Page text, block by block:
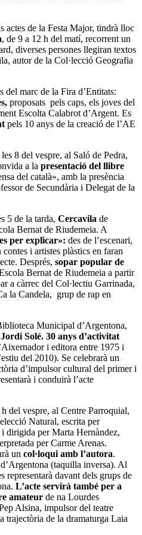
actes de la Festa Major, tindrà lloc
, de 9 a 12 h del matí, recorrent un
diverses persones llegiran textos
autor de la Col·lecció Geografia
del marc de la Fira d’Entitats:
proposats pels caps, els joves del
Escolta Calabrot d’Argent. Es
pels 10 anys de la creació de l’AE
les 8 del vespre, al Saló de Pedra,
a la presentació del llibre
del català», amb la presència
de Secundària i Delegat de la
5 de la tarda, Cercavila de
Bernat de Riudemeia. A
per explicar»: des de l’escenari,
i artistes plàstics en faran
Després, sopar popular de
Bernat de Riudemeia a partir
a càrrec del Col·lectiu Garrinada,
la Candela, grup de rap en
Municipal d’Argentona,
Solé. 30 anys d’activitat
i editora entre 1975 i
del 2010). Se celebrarà un
d’impulsor cultural del primer i
i conduirà l’acte
h del vespre, al Centre Parroquial,
Natural, escrita per
dirigida per Marta Hernàndez,
per Carme Arenas.
un col·loqui amb l’autora.
(taquilla inversa). Al
representarà davant dels grups de
L’acte servirà també per a
amateur de na Lourdes
Alsina, impulsor del teatre
trajectòria de la dramaturga Laia